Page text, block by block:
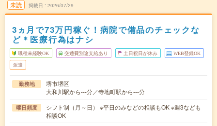
未読 掲載日 2026/07/29
3ヵ月で73万円稼ぐ！病院で備品のチェックな
ど＊医療行為はナシ
職種未経験OK 交通費別途支給あり 土日祝日が休み WEB登録OK
派遣
勤務地
堺市堺区
大和川駅から---分／寺地町駅から---分
曜日頻度
シフト制（月～日） ※平日のみなどの相談もOK ※週3なども
相談OK